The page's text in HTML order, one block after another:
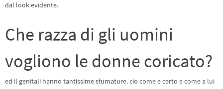
dal look evidente.
Che razza di gli uomini
vogliono le donne coricato?
ed il genitali hanno tantissime sfumature. cio come e certo e come a lui